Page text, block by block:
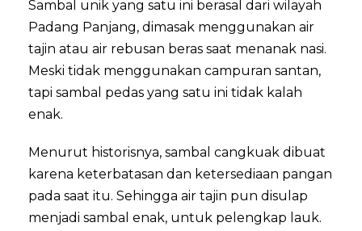
Sambal unik yang satu ini berasal dari wilayah
Padang Panjang, dimasak menggunakan air
tajin atau air rebusan beras saat menanak nasi.
Meski tidak menggunakan campuran santan,
tapi sambal pedas yang satu ini tidak kalah
enak.
Menurut historisnya, sambal cangkuak dibuat
karena keterbatasan dan ketersediaan pangan
pada saat itu. Sehingga air tajin pun disulap
menjadi sambal enak, untuk pelengkap lauk.